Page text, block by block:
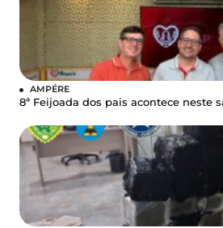
AMPÉRE
8ª Feijoada dos pais acontece neste